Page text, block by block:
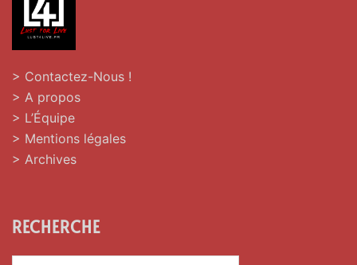
> Contactez-Nous !
> A propos
> L’Équipe
> Mentions légales
> Archives
RECHERCHE